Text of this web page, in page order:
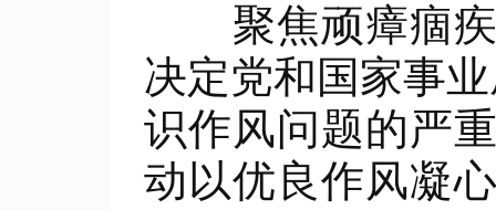
聚焦顽瘴痼疾
决定党和国家事
识作风问题的严
动以优良作风凝